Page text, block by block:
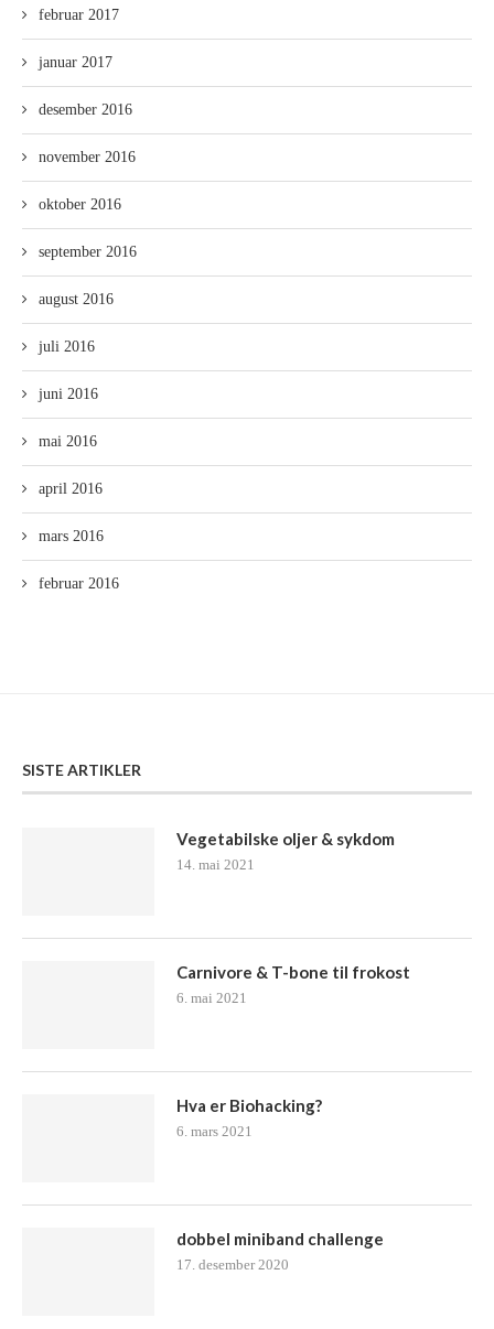
februar 2017
januar 2017
desember 2016
november 2016
oktober 2016
september 2016
august 2016
juli 2016
juni 2016
mai 2016
april 2016
mars 2016
februar 2016
SISTE ARTIKLER
Vegetabilske oljer & sykdom
14. mai 2021
Carnivore & T-bone til frokost
6. mai 2021
Hva er Biohacking?
6. mars 2021
dobbel miniband challenge
17. desember 2020